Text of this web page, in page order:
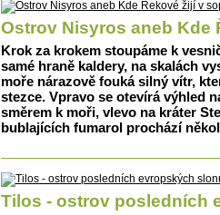
Ostrov Nisyros aneb Kde
Krok za krokem stoupáme k
samé hraně kaldery, na skalách
moře nárazově fouká silný vítr,
stezce. Vpravo se otevírá výhled
směrem k moři, vlevo na kráter
bublajících fumarol prochází
Tilos - ostrov posledních